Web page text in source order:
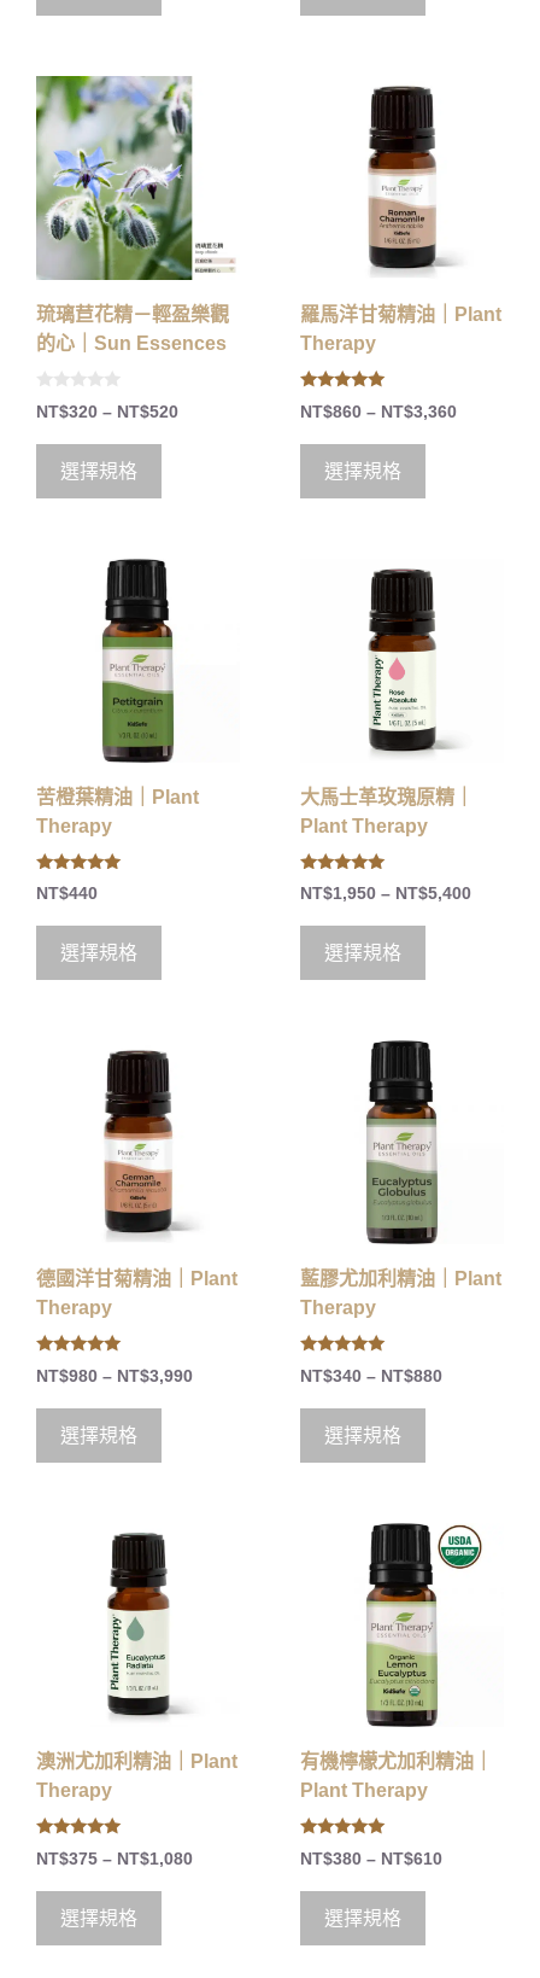
5
琉璃苣花精－輕盈樂觀
的心｜Sun Essences
0
o
t
5
NT$320 – NT$520
選擇規格
羅馬洋甘菊精油｜Plant
Therapy
5.00
out of 5
NT$860 – NT$3,360
選擇規格
苦橙葉精油｜Plant
Therapy
5.00
out of 5
NT$440
選擇規格
大馬士革玫瑰原精｜
Plant Therapy
5.00
out of 5
NT$1,950 – NT$5,400
選擇規格
德國洋甘菊精油｜Plant
Therapy
5.00
out of 5
NT$980 – NT$3,990
選擇規格
藍膠尤加利精油｜Plant
Therapy
5.00
out of 5
NT$340 – NT$880
選擇規格
澳洲尤加利精油｜Plant
Therapy
5.00
out of 5
NT$375 – NT$1,080
選擇規格
有機檸檬尤加利精油｜
Plant Therapy
5.00
out of 5
NT$380 – NT$610
選擇規格